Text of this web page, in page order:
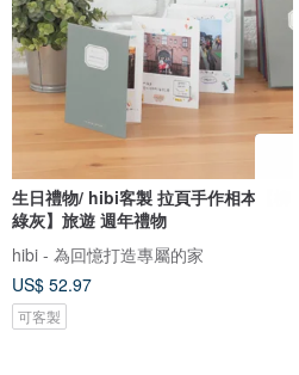
生日禮物/ hibi客製 拉頁手作相本【柳
綠灰】旅遊 週年禮物
hibi - 為回憶打造專屬的家
US$ 52.97
可客製